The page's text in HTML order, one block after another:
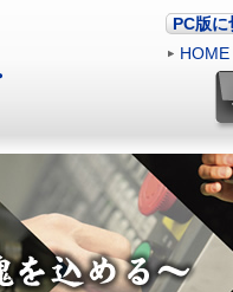
PC版に
HOME